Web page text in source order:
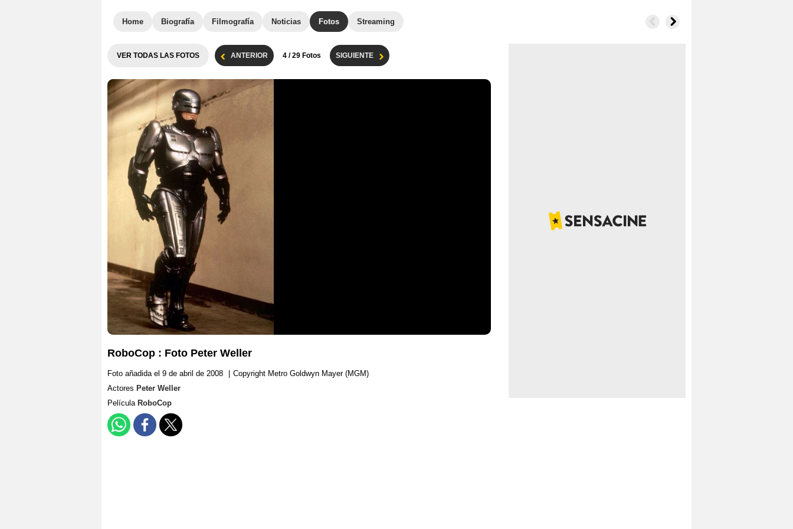
Home Biografía Filmografía Noticias Fotos Streaming
VER TODAS LAS FOTOS ANTERIOR 4 / 29 Fotos SIGUIENTE
RoboCop : Foto Peter Weller
Foto añadida el 9 de abril de 2008
Copyright Metro Goldwyn Mayer (MGM)
Actores Peter Weller
Película RoboCop